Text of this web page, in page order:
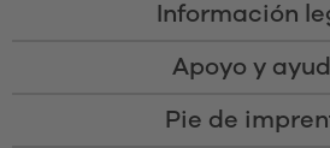
Información
Apoyo y
Pie de